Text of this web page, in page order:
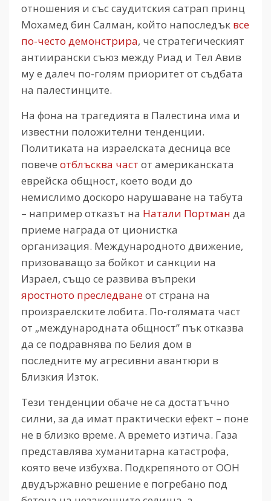
отношения и със саудитския сатрап принц
Мохамед бин Салман, който напоследък все
по-често демонстрира, че стратегическият
антиирански съюз между Риад и Тел Авив
му е далеч по-голям приоритет от съдбата
на палестинците.
На фона на трагедията в Палестина има и
известни положителни тенденции.
Политиката на израелската десница все
повече отблъсква част от американската
еврейска общност, което води до
немислимо доскоро нарушаване на табута
– например отказът на Натали Портман да
приеме награда от ционистка
организация. Международното движение,
призоваващо за бойкот и санкции на
Израел, също се развива въпреки
яростното преследванеот страна на
произраелските лобита. По-голямата част
от „международната общност” пък отказва
да се подравнява по Белия дом в
последните му агресивни авантюри в
Близкия Изток.
Тези тенденции обаче не са достатъчно
силни, за да имат практически ефект – поне
не в близко време. А времето изтича. Газа
представлява хуманитарна катастрофа,
която вече избухва. Подкрепяното от ООН
двудържавно решение е погребано под